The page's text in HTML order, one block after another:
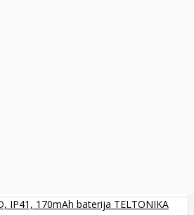
IP41, 170mAh baterija TELTONIKA